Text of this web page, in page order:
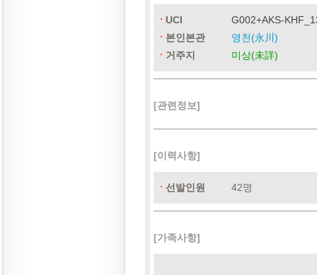
UCI
G002+AKS-
본인본관
영천(永川)
거주지
미상(未詳)
[관련정보]
[이력사항]
선발인원 42명
[가족사항]